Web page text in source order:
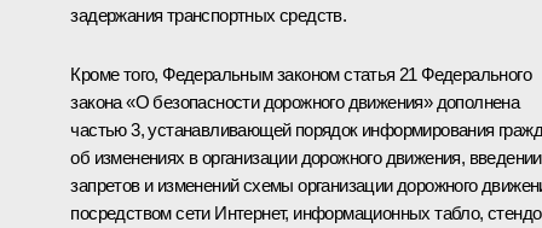
задержания транспортных средств.
Кроме того, Федеральным законом статья 21 Федерального
закона «О безопасности дорожного движения» дополнена
частью 3, устанавливающей порядок информирования
об изменениях в организации дорожного движения, введении
запретов и изменений схемы организации дорожного
посредством сети Интернет, информационных табло,